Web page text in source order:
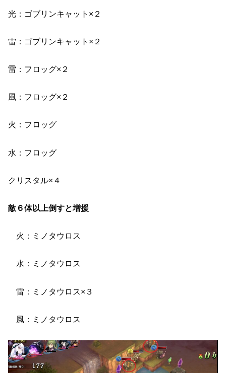
光：ゴブリンキャット×２
雷：ゴブリンキャット×２
雷：フロッグ×２
風：フロッグ×２
火：フロッグ
水：フロッグ
クリスタル×４
敵６体以上倒すと増援
火：ミノタウロス
水：ミノタウロス
雷：ミノタウロス×３
風：ミノタウロス